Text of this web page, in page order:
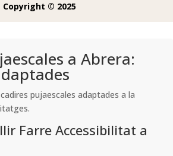
Copyright © 2025
a Abrera:
pujaescales adaptades a la
Farre Accessibilitat a